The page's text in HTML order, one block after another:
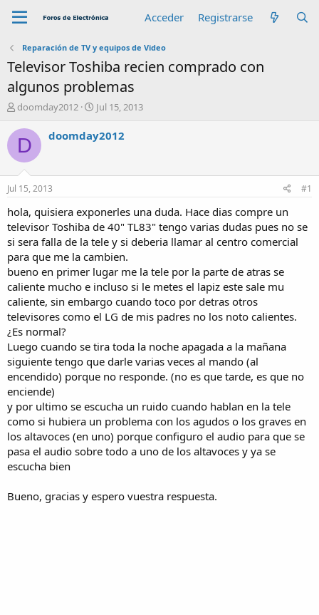
Acceder Registrarse
Reparación de TV y equipos de Video
Televisor Toshiba recien comprado con
algunos problemas
A
t
r
doomday2012
F
c
h
n
i
c
i
o
Jul 15, 2013
D doomday2012
Jul 15, 2013 #1
hola, quisiera exponerles una duda. Hace dias compre un
televisor Toshiba de 40" TL83" tengo varias dudas pues no se
si sera falla de la tele y si deberia llamar al centro comercial
para que me la cambien.
bueno en primer lugar me la tele por la parte de atras se
caliente mucho e incluso si le metes el lapiz este sale mu
caliente, sin embargo cuando toco por detras otros
televisores como el LG de mis padres no los noto calientes.
¿Es normal?
Luego cuando se tira toda la noche apagada a la mañana
siguiente tengo que darle varias veces al mando (al
encendido) porque no responde. (no es que tarde, es que no
enciende)
y por ultimo se escucha un ruido cuando hablan en la tele
como si hubiera un problema con los agudos o los graves en
los altavoces (en uno) porque configuro el audio para que se
pasa el audio sobre todo a uno de los altavoces y ya se
escucha bien
Bueno, gracias y espero vuestra respuesta.